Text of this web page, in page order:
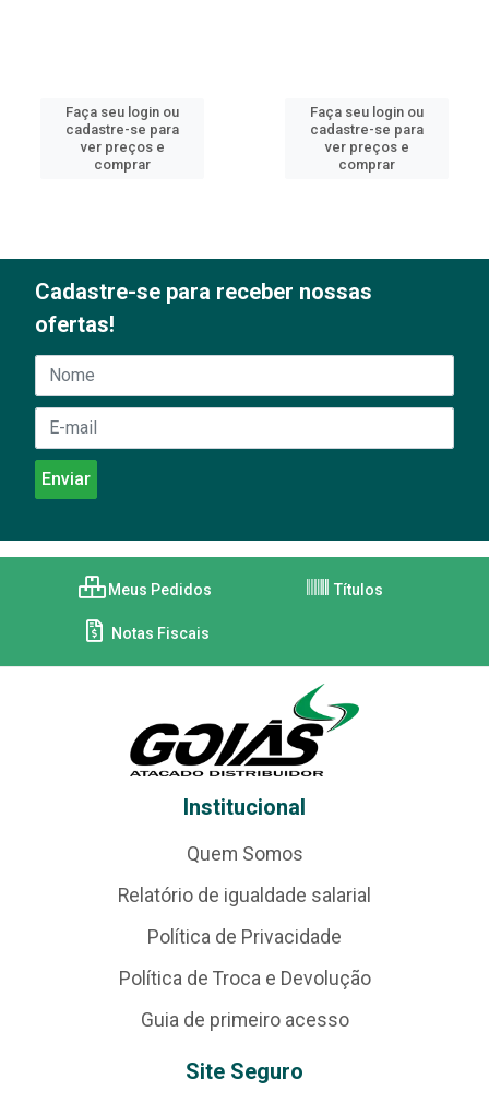
Faça seu login ou
cadastre-se para
ver preços e
comprar
Faça seu login ou
cadastre-se para
ver preços e
comprar
Cadastre-se para receber nossas
ofertas!
Meus Pedidos Títulos
Notas Fiscais
Institucional
Quem Somos
Relatório de igualdade salarial
Política de Privacidade
Política de Troca e Devolução
Guia de primeiro acesso
Site Seguro